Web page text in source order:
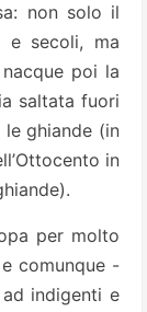
non solo il
e secoli, ma
poi la
saltata fuori
le ghiande (in
in
per molto
comunque -
indigenti e